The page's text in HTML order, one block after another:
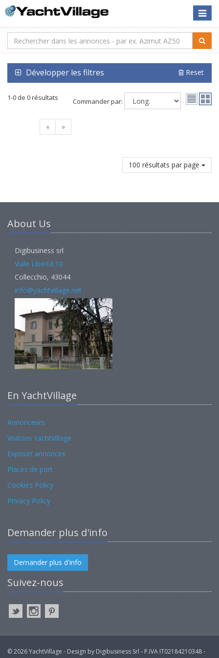
Toggle
Développer les filtres Reset
1-0 de 0 résultats Commander par:
« »
100 résultats par page
About Us
Digibusiness srl
Viale Libertà 10
Collecchio, 43044
info@yachtvillage.net
En YachtVillage
Annonceurs
Visitons YachtVillage
Exposer annonces
Places de port
Cookies Policy
Privacy Policy
Demander plus d'info
Demander plus d'info
Suivez-nous
© 2026 YachtVillage - Design by Digibusiness Srl - P.IVA IT02184210348 -